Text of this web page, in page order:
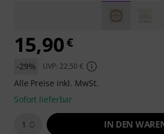
15,90€
-29% UVP: 22,50 €
Alle Preise inkl. MwSt.
Sofort lieferbar
1 IN DEN